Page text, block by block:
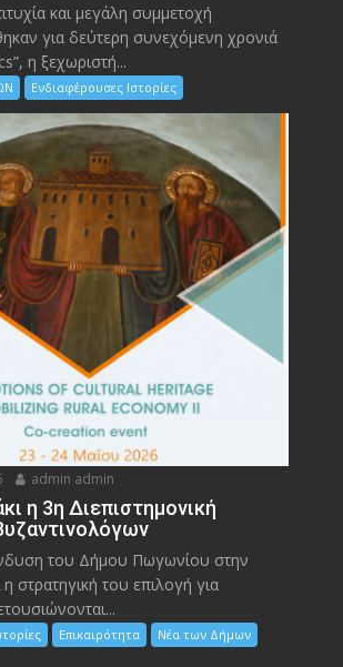
και μεγάλη συμμετοχή
για δεύτερη συνεχόμενη χρονιά
η ξεχωριστή...
Ενδιαφέρουσες Ιστορίες
admin admin
η 3η Διεπιστημονική
του Δήμου Πωγωνίου στην
στρατηγική του επιλογή για
Επικαιρότητα Νέα των Δήμων